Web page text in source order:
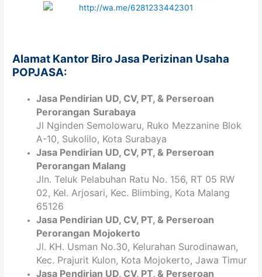
Alamat Kantor Biro Jasa Perizinan Usaha
POPJASA:
Jasa Pendirian UD, CV, PT, & Perseroan
Perorangan Surabaya
Jl Nginden Semolowaru, Ruko Mezzanine Blok
A-10, Sukolilo, Kota Surabaya
Jasa Pendirian UD, CV, PT, & Perseroan
Perorangan Malang
Jln. Teluk Pelabuhan Ratu No. 156, RT 05 RW
02, Kel. Arjosari, Kec. Blimbing, Kota Malang
65126
Jasa Pendirian UD, CV, PT, & Perseroan
Perorangan Mojokerto
Jl. KH. Usman No.30, Kelurahan Surodinawan,
Kec. Prajurit Kulon, Kota Mojokerto, Jawa Timur
Jasa Pendirian UD, CV, PT, & Perseroan